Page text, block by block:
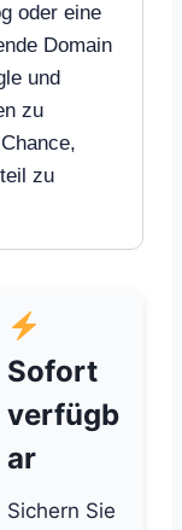
oder eine
Domain
und
zu
zu
Sofort
verfügb
ar
Sichern Sie